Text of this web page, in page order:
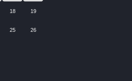
18 19
25 26